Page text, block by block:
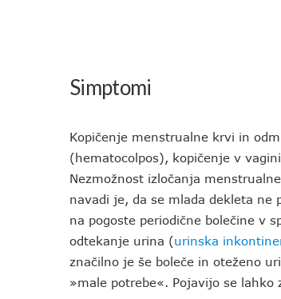
Simptomi
Kopičenje menstrualne krvi in
(hematocolpos), kopičenje v
Nezmožnost izločanja
navadi je, da se mlada dekleta
na pogoste periodične bolečine v
odtekanje urina (urinska
značilno je še boleče in oteženo
»male potrebe«. Pojavijo se